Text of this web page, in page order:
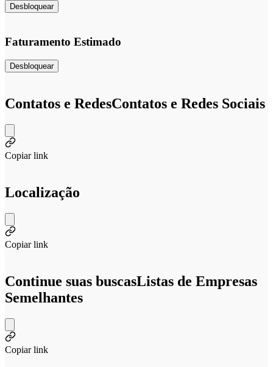
Desbloquear
Faturamento Estimado
Desbloquear
Contatos e RedesContatos e Redes Sociais
Copiar link
Localização
Copiar link
Continue suas buscasListas de Empresas
Semelhantes
Copiar link